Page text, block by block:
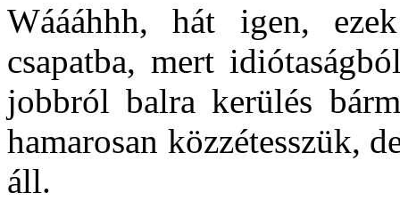
Wáááhhh, hát igen,
csapatba, mert
jobbról balra kerülés
hamarosan közzétesszük,
áll.